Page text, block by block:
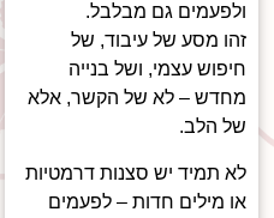
ולפעמים גם מבלבל.
זהו מסע של עיבוד, של
חיפוש עצמי, ושל בנייה
מחדש – לא של הקשר, אלא
של הלב.
לא תמיד יש סצנות דרמטיות
או מילים חדות – לפעמים